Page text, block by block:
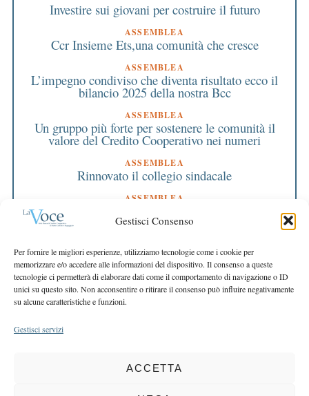
Gestisci Consenso
Per fornire le migliori esperienze, utilizziamo tecnologie come i cookie per
memorizzare e/o accedere alle informazioni del dispositivo. Il consenso a queste
tecnologie ci permetterà di elaborare dati come il comportamento di navigazione o ID
unici su questo sito. Non acconsentire o ritirare il consenso può influire negativamente
su alcune caratteristiche e funzioni.
Gestisci servizi
ACCETTA
Investire sui giovani per costruire il futuro
ASSEMBLEA
Ccr Insieme Ets,una comunità che cresce
ASSEMBLEA
L’impegno condiviso che diventa risultato ecco il
bilancio 2025 della nostra Bcc
ASSEMBLEA
Un gruppo più forte per sostenere le comunità il
valore del Credito Cooperativo nei numeri
ASSEMBLEA
Rinnovato il collegio sindacale
ASSEMBLEA
Bilancio approvato all’unanimità e 2 milioni
destinati al territorio
EDITORIALE DIRETTORE
Crescere restando riconoscibili
EDITORIALE PRESIDENTE
Costruire futuro insieme
COPYRIGHT 2025 LA VOCE |PRIVACY